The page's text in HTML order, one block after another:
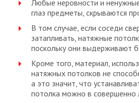
Любые неровности и
глаз предметы, скрываются
В том случае, если соседи
затапливать, натяжные
поскольку они выдерживают
Кроме того, материал,
натяжных потолков не
а это значит, что
потолка можно в